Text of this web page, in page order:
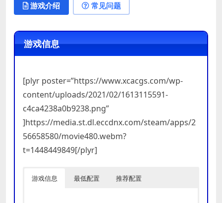
游戏介绍 常见问题
游戏信息
[plyr poster=”https://www.xcacgs.com/wp-
content/uploads/2021/02/1613115591-
c4ca4238a0b9238.png”
]https://media.st.dl.eccdnx.com/steam/apps/2
56658580/movie480.webm?
t=1448449849[/plyr]
游戏信息 最低配置 推荐配置